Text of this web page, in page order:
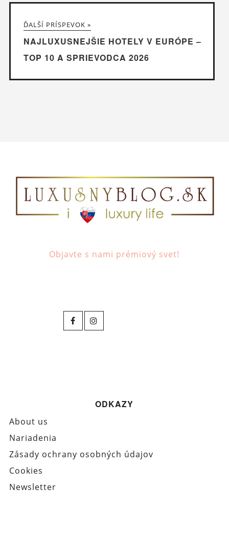
ĎALŠÍ PRÍSPEVOK »
NAJLUXUSNEJŠIE HOTELY V EURÓPE –
TOP 10 A SPRIEVODCA 2026
Objavte s nami prémiový svet!
ODKAZY
About us
Nariadenia
Zásady ochrany osobných údajov
Cookies
Newsletter